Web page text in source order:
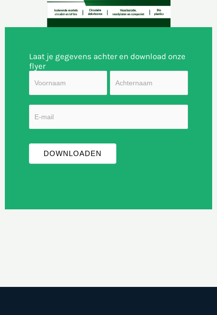
Laat je gegevens achter en download onze
flyer
DOWNLOADEN